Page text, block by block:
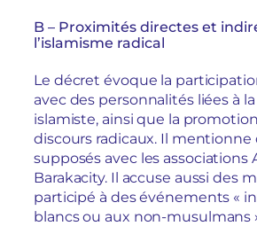
B – Proximités directes et
l’islamisme radical
Le décret évoque la
avec des personnalités liées à
islamiste, ainsi que la
discours radicaux. Il mentionne
supposés avec les associations
Barakacity. Il accuse aussi des
participé à des événements «
blancs ou aux non-musulmans